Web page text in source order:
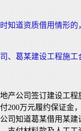
知道资质借用情形
、葛某建设工程施工
产公司签订建设工
200万元履约保证金
司知道葛某借用某